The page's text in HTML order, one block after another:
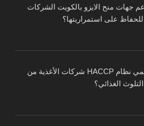
جهات منح الايزو بالكويت الشركات
للحفاظ على استمراريتها؟
كيف يحمي نظام HACCP شركات الأغذية من
الغذائي؟